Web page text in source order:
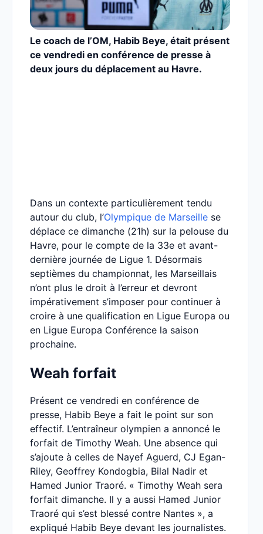
Le coach de l’OM, Habib Beye, était présent
ce vendredi en conférence de presse à
deux jours du déplacement au Havre.
Dans un contexte particulièrement tendu
autour du club, l’Olympique de Marseille se
déplace ce dimanche (21h) sur la pelouse du
Havre, pour le compte de la 33e et avant-
dernière journée de Ligue 1. Désormais
septièmes du championnat, les Marseillais
n’ont plus le droit à l’erreur et devront
impérativement s’imposer pour continuer à
croire à une qualification en Ligue Europa ou
en Ligue Europa Conférence la saison
prochaine.
Weah forfait
Présent ce vendredi en conférence de
presse, Habib Beye a fait le point sur son
effectif. L’entraîneur olympien a annoncé le
forfait de Timothy Weah. Une absence qui
s’ajoute à celles de Nayef Aguerd, CJ Egan-
Riley, Geoffrey Kondogbia, Bilal Nadir et
Hamed Junior Traoré. « Timothy Weah sera
forfait dimanche. Il y a aussi Hamed Junior
Traoré qui s’est blessé contre Nantes », a
expliqué Habib Beye devant les journalistes.